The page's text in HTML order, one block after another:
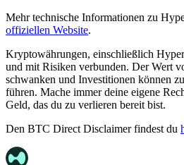
Mehr technische Informationen zu
offiziellen Website.
Kryptowährungen, einschließlich
und mit Risiken verbunden. Der Wert
schwanken und Investitionen können
führen. Mache immer deine eigene
Geld, das du zu verlieren bereit bist.
Den BTC Direct Disclaimer findest du